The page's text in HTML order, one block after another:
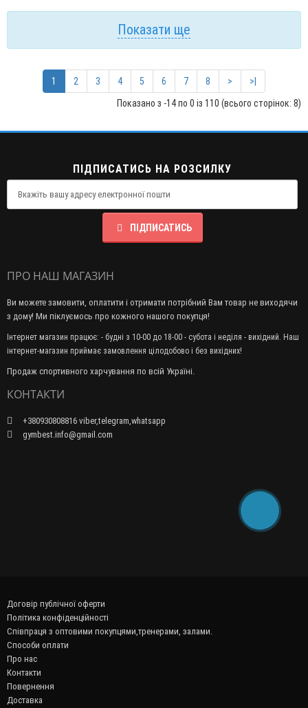
Показати ще
1 2 3 4 5 6 7 8 >
>|
Показано з -14 по 0 із 110 (всього сторінок: 8)
ПІДПИСАТИСЬ НА РОЗСИЛКУ
ПІДПИСАТИСЬ
ПРО НАШ МАГАЗИН
Ви можете замовити, оплатити і отримати потрібний Вам товар не виходячи
з дому! Ми піклуємось про кожного нашого покупця!
Інтернет магазин працює: - будні з 10-00 до 18-00 - субота і неділя - вихідний. Наш
інтернет-магазин приймає замовлення цілодобово і без вихідних!
Продаж спортивного харчування по всій Україні.
КОНТАКТИ
+380930808816 viber,telegram,whatsapp
gymbest.info@gmail.com
Договір публічної оферти
Політика конфіденційності
Співпраця з оптовими покупцями,тренерами, залами.
Способи оплати
Про нас
Контакти
Повернення
Доставка